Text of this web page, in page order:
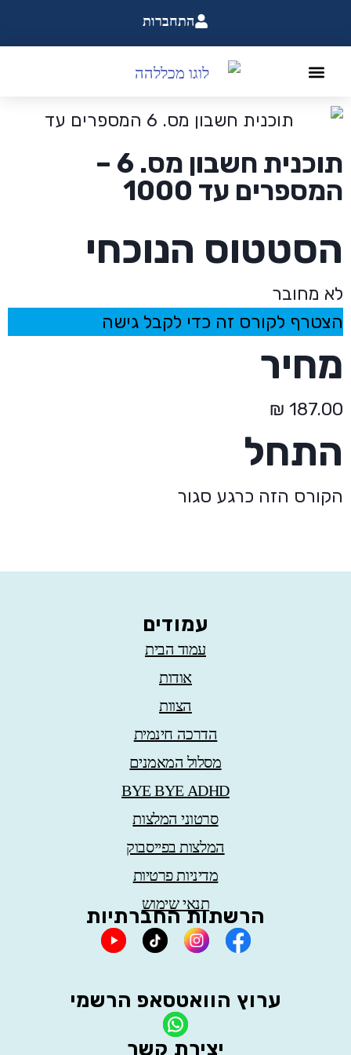
התחברות
תוכנית חשבון מס. 6 –
המספרים עד 1000
הסטטוס הנוכחי
לא מחובר
הצטרף לקורס זה כדי לקבל גישה
מחיר
התחל
הקורס הזה כרגע סגור
עמודים
עמוד הבית
אודות
הצוות
הדרכה חינמית
מסלול המאמנים
BYE BYE ADHD
סרטוני המלצות
המלצות בפייסבוק
מדיניות פרטיות
תנאי שימוש
הרשתות החברתיות
ערוץ הוואטסאפ הרשמי
יצירת קשר